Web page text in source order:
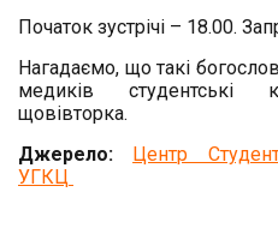
Початок зустрічі – 18.00.
Нагадаємо, що такі
медиків студентські
щовівторка.
Джерело:
Центр
УГКЦ